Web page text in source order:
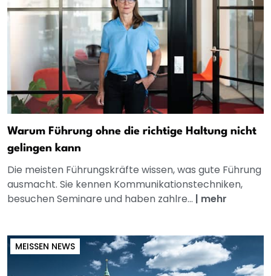
Warum Führung ohne die richtige Haltung nicht
gelingen kann
Die meisten Führungskräfte wissen, was gute Führung
ausmacht. Sie kennen Kommunikationstechniken,
besuchen Seminare und haben zahlre... | mehr
MEISSEN NEWS